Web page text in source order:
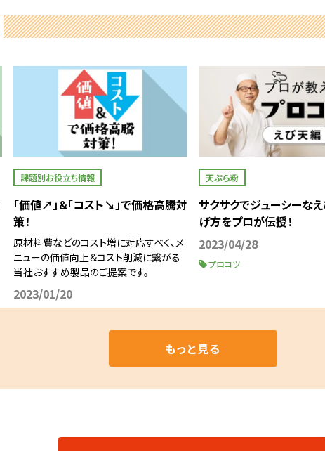
課題別お役立ち情報
「価値↗」＆「コスト↘」で価格高騰対
策！
原材料費などのコスト増に対応すべく、メ
ニューの価値向上＆コスト削減に繋がる
当社おすすめ製品のご提案です。
2023/01/20
天ぷら粉
サクサクでジューシーな
げ方をプロが伝授！
2023/04/28
プロコツ
もっと見る